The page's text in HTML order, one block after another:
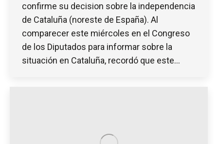
confirme su decision sobre la independencia
de Cataluña (noreste de España). Al
comparecer este miércoles en el Congreso
de los Diputados para informar sobre la
situación en Cataluña, recordó que este…